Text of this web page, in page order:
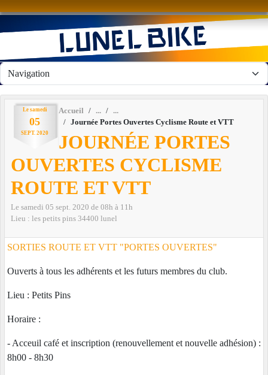
Le samedi
05
SEPT. 2020
Accueil
Journée Portes Ouvertes Cyclisme Route et VTT
JOURNÉE PORTES
OUVERTES CYCLISME
ROUTE ET VTT
Le samedi 05 sept. 2020 de 08h à 11h
Lieu : les petits pins 34400 lunel
SORTIES ROUTE ET VTT "PORTES OUVERTES"
Ouverts à tous les adhérents et les futurs membres du club.
Lieu : Petits Pins
Horaire :
- Acceuil café et inscription (renouvellement et nouvelle adhésion) :
8h00 - 8h30